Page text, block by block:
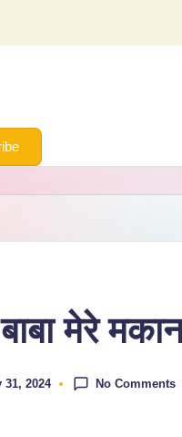
मेरे
31, 2024 No Comments